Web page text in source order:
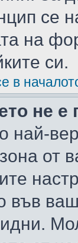
се
на
си.
в
не е
най-
от
във